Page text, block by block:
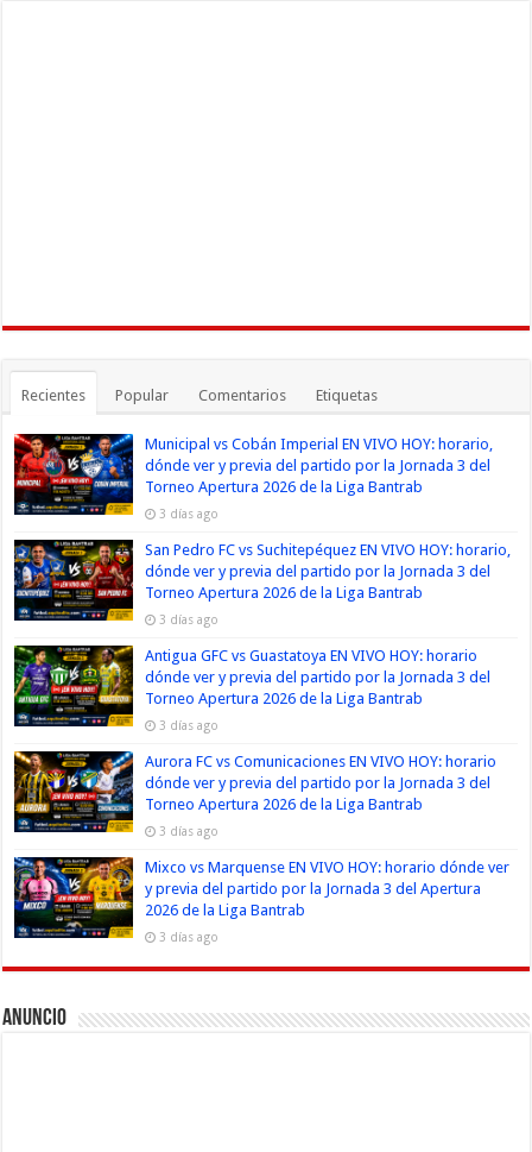
Recientes Popular Comentarios Etiquetas
Municipal vs Cobán Imperial EN VIVO HOY: horario,
dónde ver y previa del partido por la Jornada 3 del
Torneo Apertura 2026 de la Liga Bantrab
3 días ago
San Pedro FC vs Suchitepéquez EN VIVO HOY: horario,
dónde ver y previa del partido por la Jornada 3 del
Torneo Apertura 2026 de la Liga Bantrab
3 días ago
Antigua GFC vs Guastatoya EN VIVO HOY: horario
dónde ver y previa del partido por la Jornada 3 del
Torneo Apertura 2026 de la Liga Bantrab
3 días ago
Aurora FC vs Comunicaciones EN VIVO HOY: horario
dónde ver y previa del partido por la Jornada 3 del
Torneo Apertura 2026 de la Liga Bantrab
3 días ago
Mixco vs Marquense EN VIVO HOY: horario dónde ver
y previa del partido por la Jornada 3 del Apertura
2026 de la Liga Bantrab
3 días ago
Anuncio